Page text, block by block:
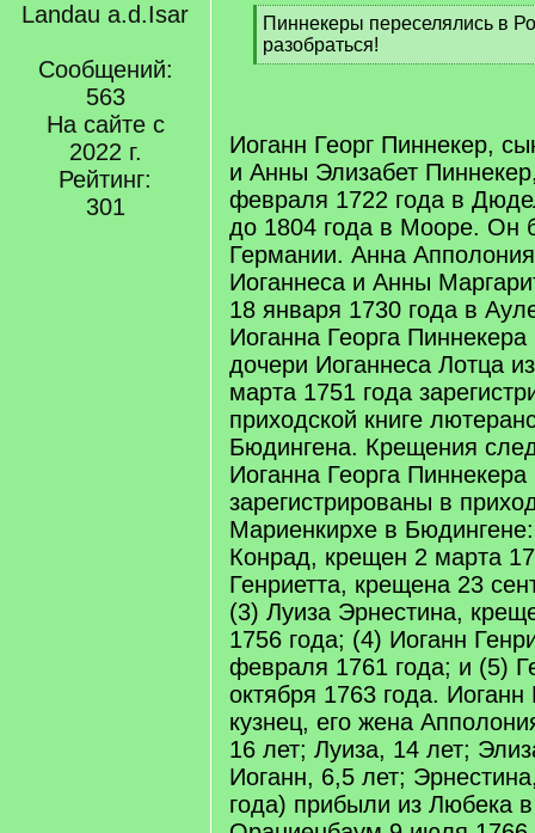
Landau a.d.Isar
Сообщений:
563
На сайте с
2022 г.
Рейтинг:
301
[
q
]
Пиннекеры переселялись в
разобраться!
[
Иоганн Георг Пиннекер,
и Анны Элизабет
февраля 1722 года в
до 1804 года в Мооре. Он
Германии. Анна
Иоганнеса и Анны
18 января 1730 года в
Иоганна Георга
дочери Иоганнеса Лотца
марта 1751 года
приходской книге
Бюдингена. Крещения
Иоганна Георга
зарегистрированы в
Мариенкирхе в
Конрад, крещен 2 марта
Генриетта, крещена 23
(3) Луиза Эрнестина,
1756 года; (4) Иоганн
февраля 1761 года; и (5)
октября 1763 года. Иоганн
кузнец, его жена
16 лет; Луиза, 14 лет;
Иоганн, 6,5 лет;
года) прибыли из Любека